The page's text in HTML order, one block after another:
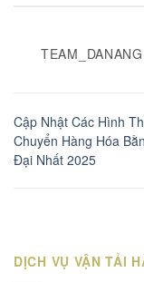
TEAM_DANANG
Cập Nhật Các Hình
Chuyển Hàng Hóa
Đại Nhất 2025
DỊCH VỤ VẬN TẢI